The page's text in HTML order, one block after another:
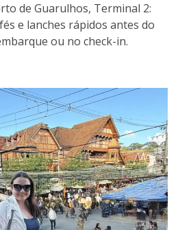
de Guarulhos, Terminal 2:
e lanches rápidos antes do
ou no check-in.